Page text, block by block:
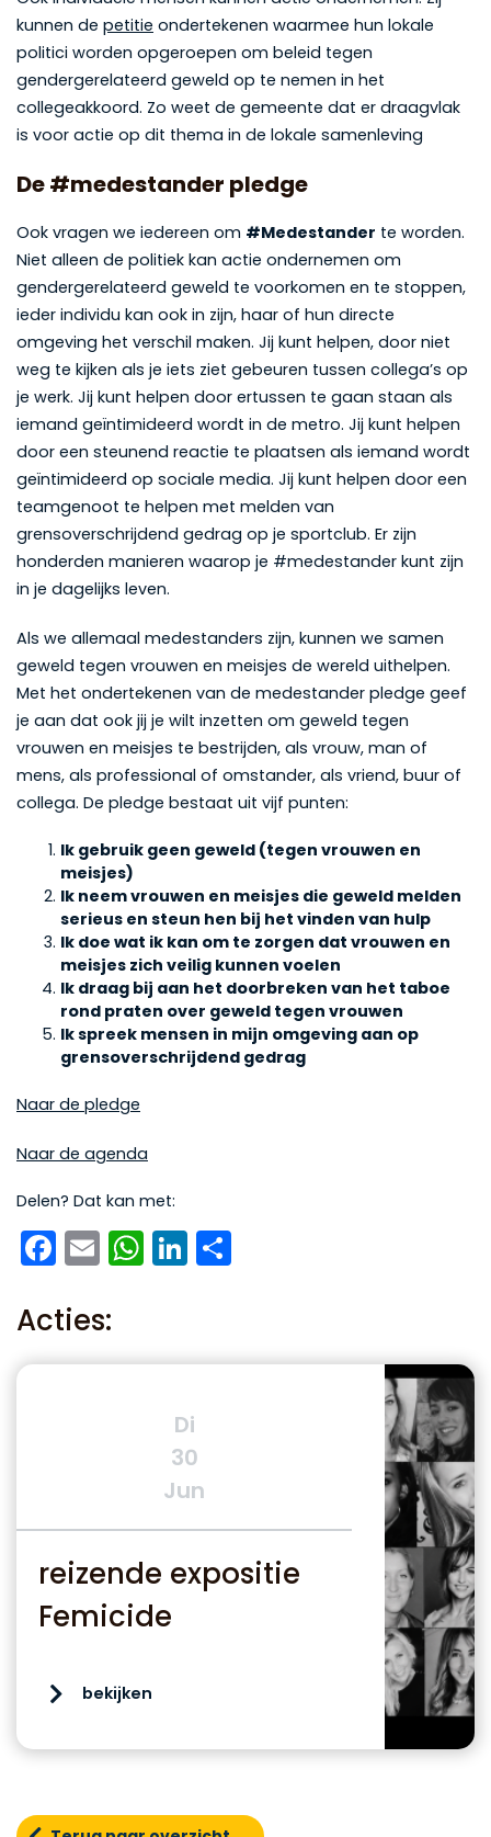
kunnen de petitie ondertekenen waarmee hun lokale
politici worden opgeroepen om beleid tegen
gendergerelateerd geweld op te nemen in het
collegeakkoord. Zo weet de gemeente dat er draagvlak
is voor actie op dit thema in de lokale samenleving
De #medestander pledge
Ook vragen we iedereen om #Medestander te worden.
Niet alleen de politiek kan actie ondernemen om
gendergerelateerd geweld te voorkomen en te stoppen,
ieder individu kan ook in zijn, haar of hun directe
omgeving het verschil maken. Jij kunt helpen, door niet
weg te kijken als je iets ziet gebeuren tussen collega’s op
je werk. Jij kunt helpen door ertussen te gaan staan als
iemand geïntimideerd wordt in de metro. Jij kunt helpen
door een steunend reactie te plaatsen als iemand wordt
geïntimideerd op sociale media. Jij kunt helpen door een
teamgenoot te helpen met melden van
grensoverschrijdend gedrag op je sportclub. Er zijn
honderden manieren waarop je #medestander kunt zijn
in je dagelijks leven.
Als we allemaal medestanders zijn, kunnen we samen
geweld tegen vrouwen en meisjes de wereld uithelpen.
Met het ondertekenen van de medestander pledge geef
je aan dat ook jij je wilt inzetten om geweld tegen
vrouwen en meisjes te bestrijden, als vrouw, man of
mens, als professional of omstander, als vriend, buur of
collega. De pledge bestaat uit vijf punten:
Ik gebruik geen geweld (tegen vrouwen en
meisjes)
Ik neem vrouwen en meisjes die geweld melden
serieus en steun hen bij het vinden van hulp
Ik doe wat ik kan om te zorgen dat vrouwen en
meisjes zich veilig kunnen voelen
Ik draag bij aan het doorbreken van het taboe
rond praten over geweld tegen vrouwen
Ik spreek mensen in mijn omgeving aan op
grensoverschrijdend gedrag
Naar de pledge
Naar de agenda
Delen? Dat kan met:
Facebook
EmailWhatsApp
LinkedIn
Acties:
Di
30
Jun
reizende expositie
Femicide
bekijken